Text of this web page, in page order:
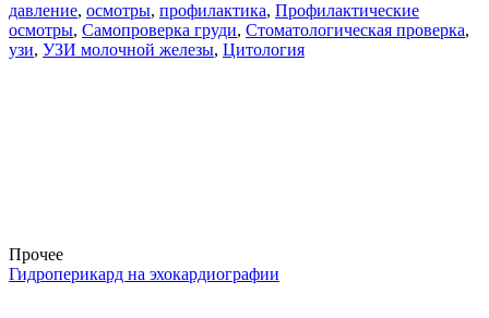
давление, осмотры, профилактика, Профилактические
осмотры, Самопроверка груди, Стоматологическая проверка,
узи, УЗИ молочной железы, Цитология
Прочее
Гидроперикард на эхокардиографии